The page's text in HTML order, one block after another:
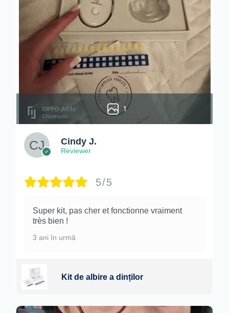
1
Cindy J.
Reviewer
5/5
Super kit, pas cher et fonctionne vraiment
très bien !
3 ani în urmă
Kit de albire a dinților